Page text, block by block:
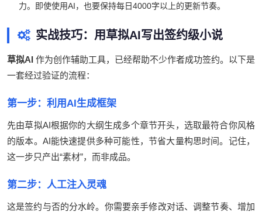
力。即使使用AI，也要保持每日4000字以上的更新节奏。
实战技巧：用草拟AI写出签约级小说
草拟AI 作为创作辅助工具，已经帮助不少作者成功签约。以下是
一套经过验证的流程：
第一步：利用AI生成框架
先由草拟AI根据你的大纲生成多个章节开头，选取最符合你风格
的版本。AI能快速提供多种可能性，节省大量构思时间。记住，
这一步只产出“素材”，而非成品。
第二步：人工注入灵魂
这是签约与否的分水岭。你需要亲手修改对话、调整节奏、增加